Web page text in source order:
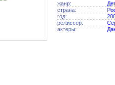
жанр:
страна:
год:
режиссер:
актеры: